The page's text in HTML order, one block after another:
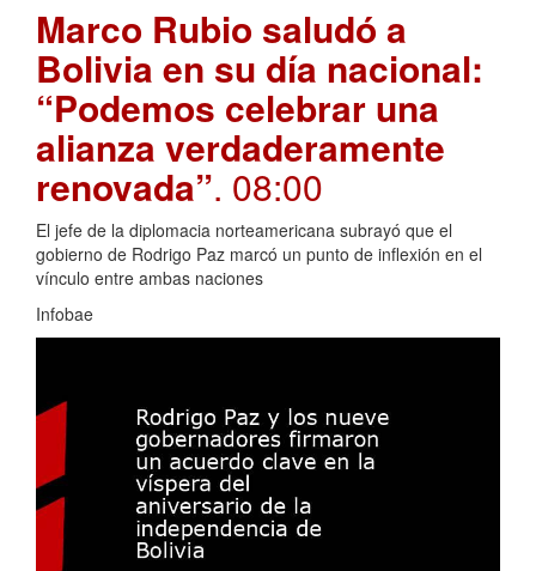
Marco Rubio saludó a
Bolivia en su día nacional:
“Podemos celebrar una
alianza verdaderamente
renovada”. 08:00
El jefe de la diplomacia norteamericana subrayó que el
gobierno de Rodrigo Paz marcó un punto de inflexión en el
vínculo entre ambas naciones
Infobae